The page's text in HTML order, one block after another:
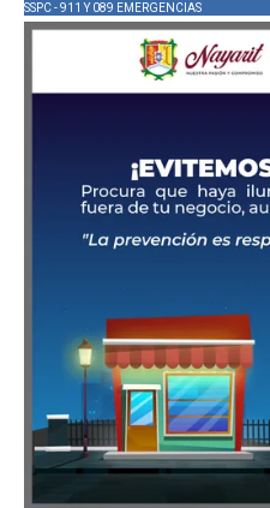
SSPC - 911 Y 089 EMERGENCIAS